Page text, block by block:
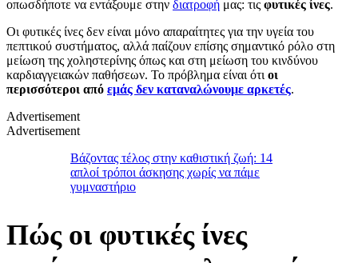
οπωσδήποτε να εντάξουμε στην διατροφή μας: τις φυτικές ίνες.
Οι φυτικές ίνες δεν είναι μόνο απαραίτητες για την υγεία του
πεπτικού συστήματος, αλλά παίζουν επίσης σημαντικό ρόλο στη
μείωση της χοληστερίνης όπως και στη μείωση του κινδύνου
καρδιαγγειακών παθήσεων. Το πρόβλημα είναι ότι οι
περισσότεροι από εμάς δεν καταναλώνουμε αρκετές.
Advertisement
Advertisement
Βάζοντας τέλος στην καθιστική ζωή: 14
απλοί τρόποι άσκησης χωρίς να πάμε
γυμναστήριο
Πώς οι φυτικές ίνες